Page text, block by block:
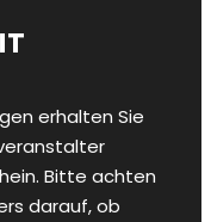
erhalten Sie
Bitte achten
darauf, ob